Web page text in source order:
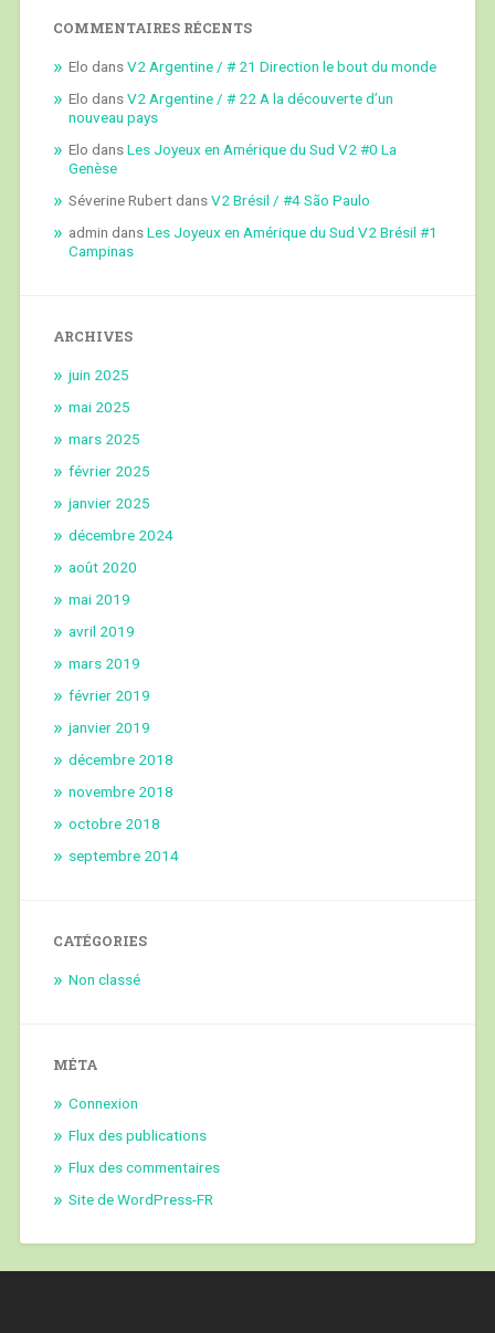
COMMENTAIRES RÉCENTS
Elo dansV2 Argentine / # 21 Direction le bout du monde
Elo dansV2 Argentine / # 22 A la découverte d’un
nouveau pays
Elo dansLes Joyeux en Amérique du Sud V2 #0 La
Genèse
Séverine RubertdansV2 Brésil / #4 São Paulo
admin dansLes Joyeux en Amérique du Sud V2 Brésil #1
Campinas
ARCHIVES
juin 2025
mai 2025
mars 2025
février 2025
janvier 2025
décembre 2024
août 2020
mai 2019
avril 2019
mars 2019
février 2019
janvier 2019
décembre 2018
novembre 2018
octobre 2018
septembre 2014
CATÉGORIES
Non classé
MÉTA
Connexion
Flux des publications
Flux des commentaires
Site de WordPress-FR